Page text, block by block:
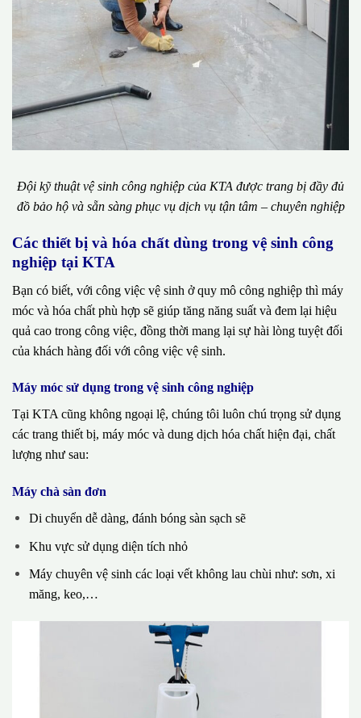
Đội kỹ thuật vệ sinh công nghiệp của KTA được trang bị đầy đủ
đồ bảo hộ và sẵn sàng phục vụ dịch vụ tận tâm – chuyên nghiệp
Các thiết bị và hóa chất dùng trong vệ sinh công
nghiệp tại KTA
Bạn có biết, với công việc vệ sinh ở quy mô công nghiệp thì máy
móc và hóa chất phù hợp sẽ giúp tăng năng suất và đem lại hiệu
quả cao trong công việc, đồng thời mang lại sự hài lòng tuyệt đối
của khách hàng đối với công việc vệ sinh.
Máy móc sử dụng trong vệ sinh công nghiệp
Tại KTA cũng không ngoại lệ, chúng tôi luôn chú trọng sử dụng
các trang thiết bị, máy móc và dung dịch hóa chất hiện đại, chất
lượng như sau:
Máy chà sàn đơn
Di chuyển dễ dàng, đánh bóng sàn sạch sẽ
Khu vực sử dụng diện tích nhỏ
Máy chuyên vệ sinh các loại vết không lau chùi như: sơn, xi
măng, keo,…